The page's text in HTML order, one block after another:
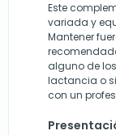
Este
variada y
Mantener
alguno de
lactancia o
con un